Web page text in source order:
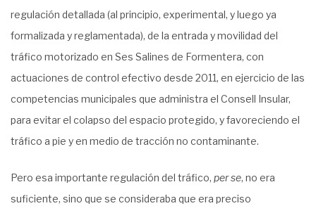
regulación detallada (al principio, experimental, y luego ya
formalizada y reglamentada), de la entrada y movilidad del
tráfico motorizado en Ses Salines de Formentera, con
actuaciones de control efectivo desde 2011, en ejercicio de las
competencias municipales que administra el Consell Insular,
para evitar el colapso del espacio protegido, y favoreciendo el
tráfico a pie y en medio de tracción no contaminante.
Pero esa importante regulación del tráfico, per se, no era
suficiente, sino que se consideraba que era preciso